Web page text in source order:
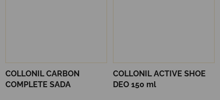
COLLONIL CARBON
COMPLETE SADA
COLLONIL ACTIVE SHOE
DEO 150 ml